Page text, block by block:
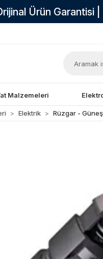
Ürün
Malzemeleri
Elektrik Rüzgar -